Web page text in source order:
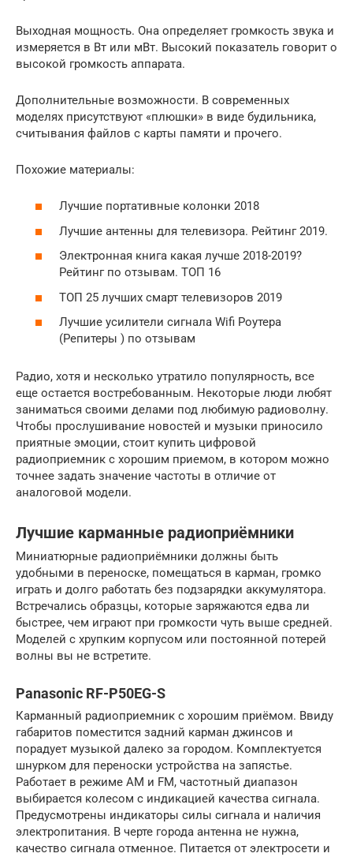
Выходная мощность. Она определяет громкость звука и
измеряется в Вт или мВт. Высокий показатель говорит о
высокой громкость аппарата.
Дополнительные возможности. В современных
моделях присутствуют «плюшки» в виде будильника,
считывания файлов с карты памяти и прочего.
Похожие материалы:
Лучшие портативные колонки 2018
Лучшие антенны для телевизора. Рейтинг 2019.
Электронная книга какая лучше 2018-2019?
Рейтинг по отзывам. ТОП 16
ТОП 25 лучших смарт телевизоров 2019
Лучшие усилители сигнала Wifi Роутера
(Репитеры ) по отзывам
Радио, хотя и несколько утратило популярность, все
еще остается востребованным. Некоторые люди любят
заниматься своими делами под любимую радиоволну.
Чтобы прослушивание новостей и музыки приносило
приятные эмоции, стоит купить цифровой
радиоприемник с хорошим приемом, в котором можно
точнее задать значение частоты в отличие от
аналоговой модели.
Лучшие карманные радиоприёмники
Миниатюрные радиоприёмники должны быть
удобными в переноске, помещаться в карман, громко
играть и долго работать без подзарядки аккумулятора.
Встречались образцы, которые заряжаются едва ли
быстрее, чем играют при громкости чуть выше средней.
Моделей с хрупким корпусом или постоянной потерей
волны вы не встретите.
Panasonic RF-P50EG-S
Карманный радиоприемник с хорошим приёмом. Ввиду
габаритов поместится задний карман джинсов и
порадует музыкой далеко за городом. Комплектуется
шнурком для переноски устройства на запястье.
Работает в режиме AM и FM, частотный диапазон
выбирается колесом с индикацией качества сигнала.
Предусмотрены индикаторы силы сигнала и наличия
электропитания. В черте города антенна не нужна,
качество сигнала отменное. Питается от электросети и